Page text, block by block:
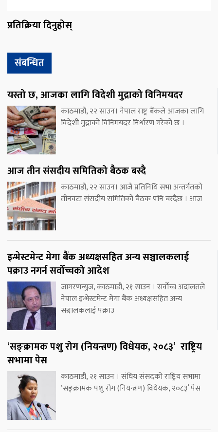
प्रतिक्रिया दिनुहोस्
संबन्धित
यस्तो छ, आजका लागि विदेशी मुद्राको विनिमयदर
काठमाडौं, २२ साउन। नेपाल राष्ट्र बैंकले आजका लागि
विदेशी मुद्राको विनिमयदर निर्धारण गरेको छ ।
आज तीन संसदीय समितिको बैठक बस्दै
काठमाडौं, २२ साउन। आजै प्रतिनिधि सभा अन्तर्गतको
तीनवटा संसदीय समितिको बैठक पनि बस्दैछ । आज
इन्भेस्टमेन्ट मेगा बैंक अध्यक्षसहित अन्य सञ्चालकलाई
पक्राउ नगर्न सर्वोच्चको आदेश
जागरणन्युज, काठमाडौं, २१ साउन । सर्वोच्च अदालतले
नेपाल इन्भेस्टमेन्ट मेगा बैंक अध्यक्षसहित अन्य
सञ्चालकलाई पक्राउ
‘सङ्क्रामक पशु रोग (नियन्त्रण) विधेयक, २०८३’ राष्ट्रिय
सभामा पेस
काठमाडौं, २१ साउन । संघिय संसदको राष्ट्रिय सभामा
‘सङ्क्रामक पशु रोग (नियन्त्रण) विधेयक, २०८३’ पेस